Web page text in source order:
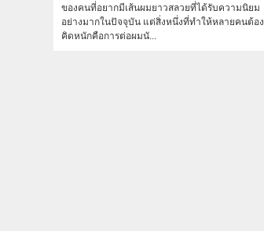
ของคนที่อยากมีเส้นผมยาวสลวยที่ได้รับความนิยม
อย่างมากในปัจจุบัน แต่สิ่งหนึ่งที่ทำให้หลายคนต้อง
คิดหนักคือการต่อผมนั...